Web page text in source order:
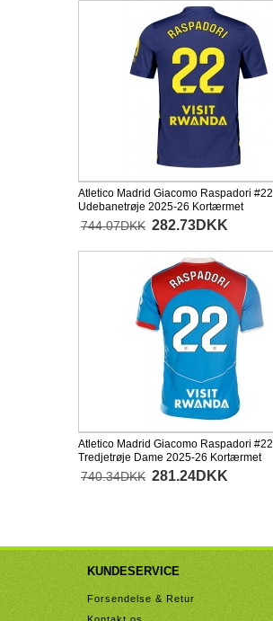
Atletico Madrid Giacomo Raspadori #22
Udebanetrøje 2025-26 Kortærmet
744.07DKK 282.73DKK
Atletico Madrid Giacomo Raspadori #22
Tredjetrøje Dame 2025-26 Kortærmet
740.34DKK 281.24DKK
KUNDESERVICE
Forsendelse & Retur